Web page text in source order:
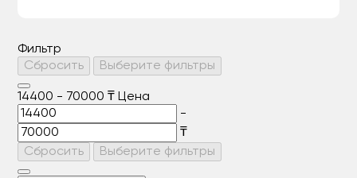
Фильтр
Сбросить
Выберите фильтры
14400 - 70000 ₸ Цена
-
₸
Сбросить
Выберите фильтры